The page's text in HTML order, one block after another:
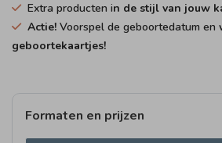
Extra producten in de stijl van jouw
Actie! Voorspel de geboortedatum en
geboortekaartjes!
Formaten en prijzen